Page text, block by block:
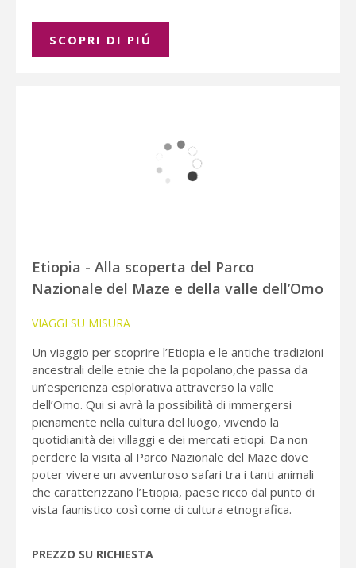
SCOPRI DI PIÚ
Etiopia - Alla scoperta del Parco
Nazionale del Maze e della valle dell’Omo
VIAGGI SU MISURA
Un viaggio per scoprire l’Etiopia e le antiche tradizioni
ancestrali delle etnie che la popolano,che passa da
un’esperienza esplorativa attraverso la valle
dell’Omo. Qui si avrà la possibilità di immergersi
pienamente nella cultura del luogo, vivendo la
quotidianità dei villaggi e dei mercati etiopi. Da non
perdere la visita al Parco Nazionale del Maze dove
poter vivere un avventuroso safari tra i tanti animali
che caratterizzano l’Etiopia, paese ricco dal punto di
vista faunistico così come di cultura etnografica.
PREZZO SU RICHIESTA